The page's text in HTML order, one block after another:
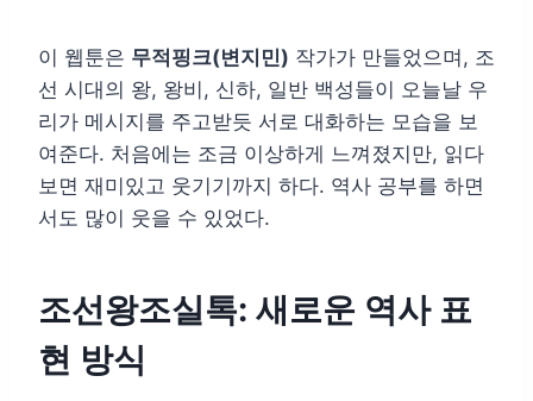
이 웹툰은 무적핑크(변지민) 작가가 만들었으며, 조
선 시대의 왕, 왕비, 신하, 일반 백성들이 오늘날 우
리가 메시지를 주고받듯 서로 대화하는 모습을 보
여준다. 처음에는 조금 이상하게 느껴졌지만, 읽다
보면 재미있고 웃기기까지 하다. 역사 공부를 하면
서도 많이 웃을 수 있었다.
조선왕조실톡: 새로운 역사 표
현 방식